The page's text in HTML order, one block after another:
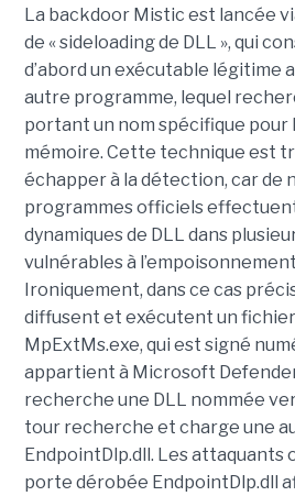
La backdoor Mistic est lancée
de « sideloading de DLL », qui
d’abord un exécutable légitime
autre programme, lequel
portant un nom spécifique pour
mémoire. Cette technique est
échapper à la détection, car de
programmes officiels
dynamiques de DLL dans
vulnérables à
Ironiquement, dans ce cas
diffusent et exécutent un
MpExtMs.exe, qui est signé
appartient à Microsoft
recherche une DLL nommée
tour recherche et charge une
EndpointDlp.dll. Les attaquants
porte dérobée EndpointDlp.dll